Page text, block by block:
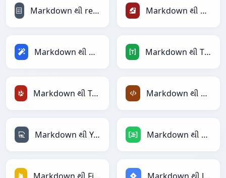
Markdown થી reStructuredText Markdown થી Ruby
Markdown થી Magic Markdown થી TOML
Markdown થી TracWiki Markdown થી XML
Markdown થી YAML Markdown થી DAX